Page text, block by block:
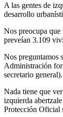
A las gentes de
desarrollo
Nos preocupa que
preveían 3.109
Nos preguntamos
Administración
secretario general).
Nada tiene que
izquierda
Protección Oficial